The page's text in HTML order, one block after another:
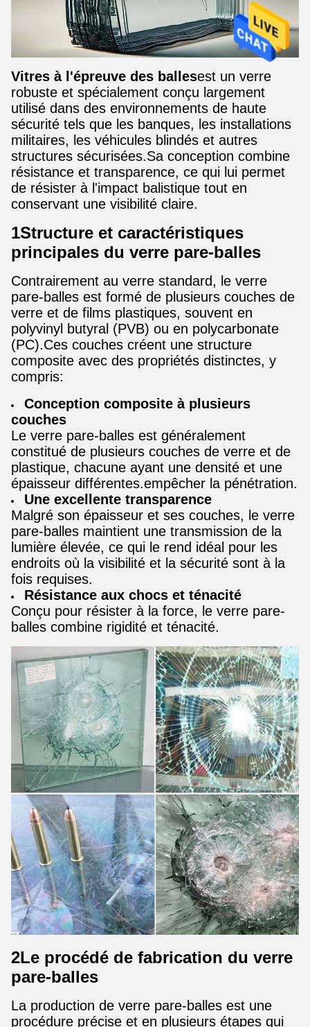
Vitres à l'épreuve des ballesest un verre
robuste et spécialement conçu largement
utilisé dans des environnements de haute
sécurité tels que les banques, les installations
militaires, les véhicules blindés et autres
structures sécurisées.Sa conception combine
résistance et transparence, ce qui lui permet
de résister à l'impact balistique tout en
conservant une visibilité claire.
1Structure et caractéristiques
principales du verre pare-balles
Contrairement au verre standard, le verre
pare-balles est formé de plusieurs couches de
verre et de films plastiques, souvent en
polyvinyl butyral (PVB) ou en polycarbonate
(PC).Ces couches créent une structure
composite avec des propriétés distinctes, y
compris:
Conception composite à plusieurs
couches
Le verre pare-balles est généralement
constitué de plusieurs couches de verre et de
plastique, chacune ayant une densité et une
épaisseur différentes.empêcher la pénétration.
Une excellente transparence
Malgré son épaisseur et ses couches, le verre
pare-balles maintient une transmission de la
lumière élevée, ce qui le rend idéal pour les
endroits où la visibilité et la sécurité sont à la
fois requises.
Résistance aux chocs et ténacité
Conçu pour résister à la force, le verre pare-
balles combine rigidité et ténacité.
2Le procédé de fabrication du verre
pare-balles
La production de verre pare-balles est une
procédure précise et en plusieurs étapes qui